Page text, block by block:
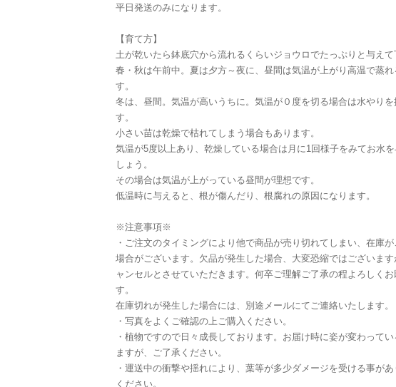
平日発送のみになります。
【育て方】
土が乾いたら鉢底穴から流れるくらいジョウロでたっぷりと与えて
春・秋は午前中。夏は夕方～夜に、昼間は気温が上がり高温で蒸れ
す。
冬は、昼間。気温が高いうちに。気温が０度を切る場合は水やりを
す。
小さい苗は乾燥で枯れてしまう場合もあります。
気温が5度以上あり、乾燥している場合は月に1回様子をみてお水
しょう。
その場合は気温が上がっている昼間が理想です。
低温時に与えると、根が傷んだり、根腐れの原因になります。
※注意事項※
・ご注文のタイミングにより他で商品が売り切れてしまい、在庫
場合がございます。欠品が発生した場合、大変恐縮ではございま
ャンセルとさせていただきます。何卒ご理解ご了承の程よろしくお
す。
在庫切れが発生した場合には、別途メールにてご連絡いたします。
・写真をよくご確認の上ご購入ください。
・植物ですので日々成長しております。お届け時に姿が変わってい
ますが、ご了承ください。
・運送中の衝撃や揺れにより、葉等が多少ダメージを受ける事が
ください。